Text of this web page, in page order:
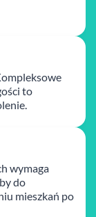
to
wymaga
do
mieszkań po